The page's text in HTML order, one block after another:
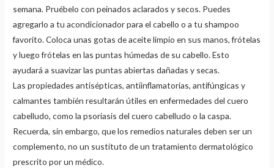
semana. Pruébelo con peinados aclarados y secos. Puedes
agregarlo a tu acondicionador para el cabello o a tu shampoo
favorito. Coloca unas gotas de aceite limpio en sus manos, frótelas
y luego frótelas en las puntas húmedas de su cabello. Esto
ayudará a suavizar las puntas abiertas dañadas y secas.
Las propiedades antisépticas, antiinflamatorias, antifúngicas y
calmantes también resultarán útiles en enfermedades del cuero
cabelludo, como la psoriasis del cuero cabelludo o la caspa.
Recuerda, sin embargo, que los remedios naturales deben ser un
complemento, no un sustituto de un tratamiento dermatológico
prescrito por un médico.